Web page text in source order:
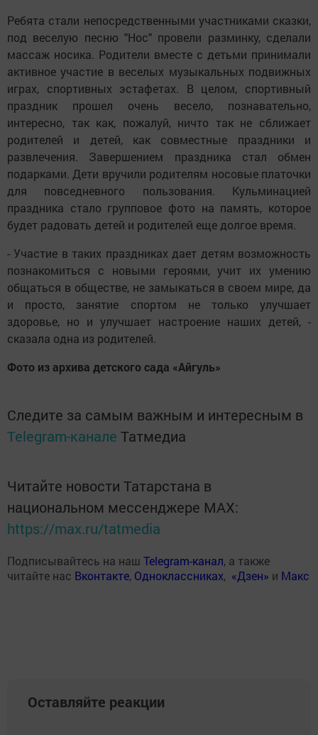
Ребята стали непосредственными участниками сказки,
под веселую песню "Нос" провели разминку, сделали
массаж носика. Родители вместе с детьми принимали
активное участие в веселых музыкальных подвижных
играх, спортивных эстафетах. В целом, спортивный
праздник прошел очень весело, познавательно,
интересно, так как, пожалуй, ничто так не сближает
родителей и детей, как совместные праздники и
развлечения. Завершением праздника стал обмен
подарками. Дети вручили родителям носовые платочки
для повседневного пользования. Кульминацией
праздника стало групповое фото на память, которое
будет радовать детей и родителей еще долгое время.
- Участие в таких праздниках дает детям возможность
познакомиться с новыми героями, учит их умению
общаться в обществе, не замыкаться в своем мире, да
и просто, занятие спортом не только улучшает
здоровье, но и улучшает настроение наших детей, -
сказала одна из родителей.
Фото из архива детского сада «Айгуль»
Следите за самым важным и интересным в
Telegram-канале Татмедиа
Читайте новости Татарстана в
национальном мессенджере MАХ:
https://max.ru/tatmedia
Подписывайтесь на наш Telegram-канал, а также
читайте нас Вконтакте, Одноклассниках, «Дзен» и Макс
Оставляйте реакции